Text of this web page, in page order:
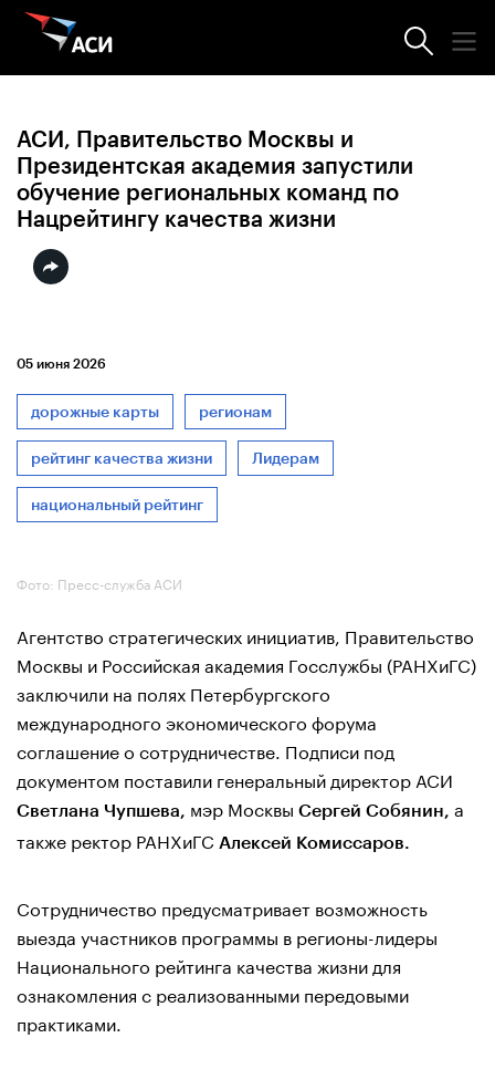
Новости АСИ
АСИ, Правительство Москвы и
Президентская академия запустили
обучение региональных команд по
Нацрейтингу качества жизни
05 июня 2026
дорожные карты регионам
рейтинг качества жизни Лидерам
национальный рейтинг
Фото: Пресс-служба АСИ
Агентство стратегических инициатив, Правительство
Москвы и Российская академия Госслужбы (РАНХиГС)
заключили на полях Петербургского
международного экономического форума
соглашение о сотрудничестве. Подписи под
документом поставили генеральный директор АСИ
Светлана Чупшева, мэр Москвы Сергей Собянин, а
также ректор РАНХиГС Алексей Комиссаров.
Сотрудничество предусматривает возможность
выезда участников программы в регионы-лидеры
Национального рейтинга качества жизни для
ознакомления с реализованными передовыми
практиками.